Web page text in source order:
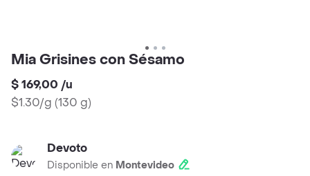
Mia Grisines con Sésamo
$ 169,00 /u
$1.30/g (130 g)
Devoto
Disponible en Montevideo